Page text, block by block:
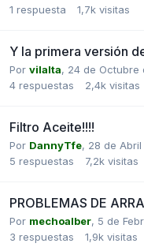
1 respuesta 1,7k visitas
Y la primera versión
Por vilalta, 24 de Octubre
4 respuestas 2,4k visitas
Filtro Aceite!!!!
Por DannyTfe, 28 de Abril
5 respuestas 7,2k visitas
PROBLEMAS DE
Por mechoalber, 5 de
3 respuestas 1,9k visitas